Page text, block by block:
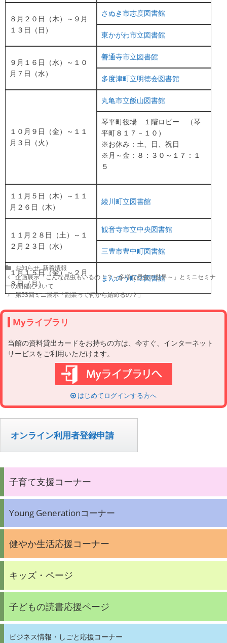
８月２０日（木）～９月
１３日（日）
さぬき市志度図書館
東かがわ市立図書館
９月１６日（水）～１０
月７日（水）
善通寺市立図書館
多度津町立明徳会図書館
１０月９日（金）～１１
月３日（火）
丸亀市立飯山図書館
琴平町役場 １階ロビー （琴
平町８１７－１０）
※お休み：土、日、祝日
※月～金：８：３０～１７：１
５
１１月５日（木）～１１
月２６日（木）
綾川町立図書館
１１月２８日（土）～１
２月２３日（水）
観音寺市立中央図書館
三豊市豊中町図書館
１月１５日（金）～２月
８日（月）
まんのう町立図書館
C
a
t
e
o
r
i
s
お知らせ 新着情報
P
o
s
n
a
v
g
a
企画展示「こんな昆虫もいるの！？～多様な昆虫の世界～」とミニセミナ
ーの開催について
第53回ミニ展示「副業って何から始めるの？」
Myライブラリ
当館の資料貸出カードをお持ちの方は、今すぐ、インターネット
サービスをご利用いただけます。
はじめてログインする方へ
オンライン利用者登録申請
子育て支援コーナー
Young Generationコーナー
健やか生活応援コーナー
キッズ・ページ
子どもの読書応援ページ
ビジネス情報・しごと応援コーナー